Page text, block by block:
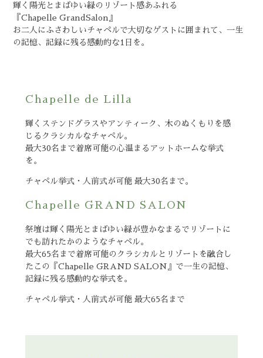
輝く陽光とまばゆい緑のリゾート感あふれる
『Chapelle GrandSalon』
お二人にふさわしいチャペルで大切なゲストに囲まれて、一生
の記憶、記録に残る感動的な1日を。
Chapelle de Lilla
輝くステンドグラスやアンティーク、木のぬくもりを感
じるクラシカルなチャペル。
最大30名まで着席可能の心温まるアットホームな挙式
を。
チャペル挙式・人前式が可能 最大30名まで。
Chapelle GRAND SALON
祭壇は輝く陽光とまばゆい緑が豊かなまるでリゾートに
でも訪れたかのようなチャペル。
最大65名まで着席可能のクラシカルとリゾートを融合し
たこの『Chapelle GRAND SALON』で一生の記憶、
記録に残る感動的な挙式を。
チャペル挙式・人前式が可能 最大65名まで